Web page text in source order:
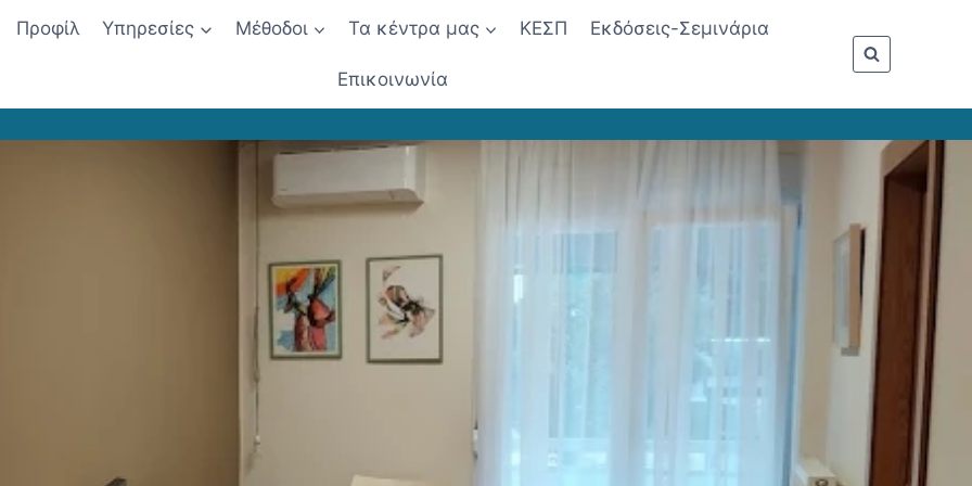
Προφίλ Υπηρεσίες Μέθοδοι Τα κέντρα μας ΚΕΣΠ Εκδόσεις-Σεμινάρια
Επικοινωνία